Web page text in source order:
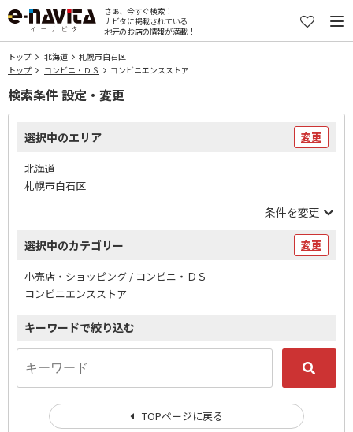
さぁ、今すぐ検索！
ナビタに掲載されている
地元のお店の情報が満載！
トップ 北海道
札幌市白石区
トップ
コンビニ・ＤＳ コンビニエンスストア
検索条件 設定・変更
選択中のエリア 変更
北海道
札幌市白石区
条件を変更
選択中のカテゴリー 変更
小売店・ショッピング / コンビニ・ＤＳ
コンビニエンスストア
キーワードで絞り込む
TOPページに戻る